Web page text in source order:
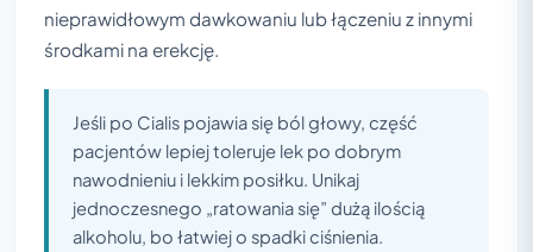
nieprawidłowym dawkowaniu lub łączeniu z innymi
środkami na erekcję.
Jeśli po Cialis pojawia się ból głowy, część
pacjentów lepiej toleruje lek po dobrym
nawodnieniu i lekkim posiłku. Unikaj
jednoczesnego „ratowania się” dużą ilością
alkoholu, bo łatwiej o spadki ciśnienia.